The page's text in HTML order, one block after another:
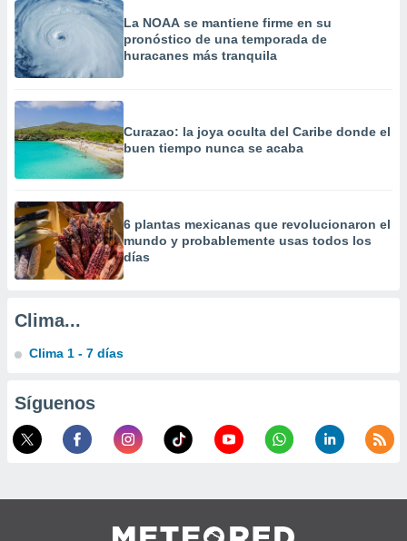
un
o acceder
datos
utilizar
uso de
la
contenido
medir el
el
de
de
de
La NOAA se mantiene firme en su
pronóstico de una temporada de
huracanes más tranquila
Curazao: la joya oculta del Caribe donde el
buen tiempo nunca se acaba
6 plantas mexicanas que revolucionaron el
mundo y probablemente usas todos los
días
Clima...
Clima 1 - 7 días
Síguenos